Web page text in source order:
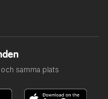
samma plats